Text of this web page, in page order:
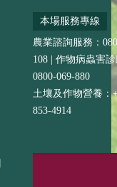
本場服務專線
農業諮詢服務：
108 | 作物病蟲害
0800-069-880
土壤及作物營養：
853-4914